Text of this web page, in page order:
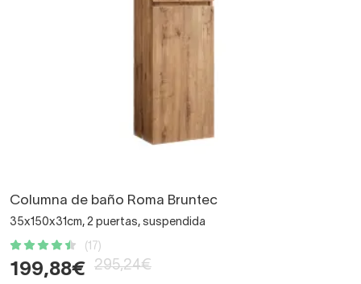
Columna de baño Roma Bruntec
35x150x31cm, 2 puertas, suspendida
(17)
199,88€ 295,24€